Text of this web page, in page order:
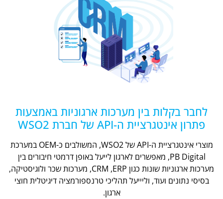
לחבר בקלות בין מערכות ארגוניות באמצעות
פתרון אינטגרציית ה-API של חברת WSO2
מוצרי אינטגרציית ה-API של WSO2, המשולבים כ-OEM במערכת
PB Digital, מאפשרים לארגון לייעל באופן דרמטי חיבורים בין
מערכות ארגוניות שונות כגון CRM ,ERP, מערכות שכר ולוגיסטיקה,
בסיסי נתונים ועוד, וליייעל תהליכי טרנספורמציה דיגיטלית חוצי
ארגון.